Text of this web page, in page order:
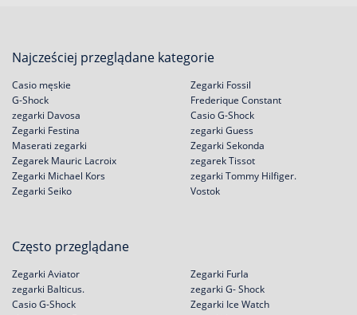
Najcześciej przeglądane kategorie
Casio męskie
G-Shock
zegarki Davosa
Zegarki Festina
Zegarki Fossil
Frederique Constant
Casio G-Shock
zegarki Guess
Maserati zegarki
Zegarek Mauric Lacroix
Zegarki Michael Kors
Zegarki Seiko
Zegarki Sekonda
zegarek Tissot
zegarki Tommy Hilfiger.
Vostok
Często przeglądane
Zegarki Aviator
zegarki Balticus.
Casio G-Shock
Zegarki Furla
zegarki G- Shock
Zegarki Ice Watch